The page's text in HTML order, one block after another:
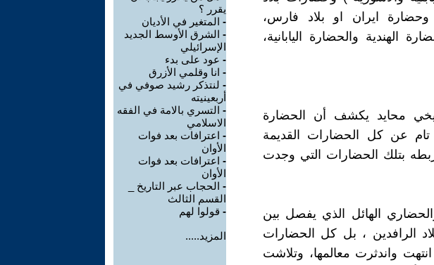
.. وحضارة ايران او بلاد فارس،
الهندية والحضارة اليابانية،
محايد يكشف أن الحضارة
تام عن كل الحضارات القديمة
بتلك الحضارات التي وجدت
الهائل الذي يفصل بين
الرافدين ، بل كل الحضارات
واندثرت معالمها، وتلاشت
يقرر ؟
- المتغير في الأديان
- الشرق الأوسط الجديد
الإسرائيلي
- عود على بدء
- انا وقلمي الأزرق
- لنتذكر رشيد صوفي في
أربعينيته
- التسري بالامة في الفقه
الاسلامي
- اعترافات بعد فوات
الأوان
- اعترافات بعد فوات
الأوان
- الحجاب عبر التاريخ _
القسم الثالث
- قولوا لهم
المزيد.....